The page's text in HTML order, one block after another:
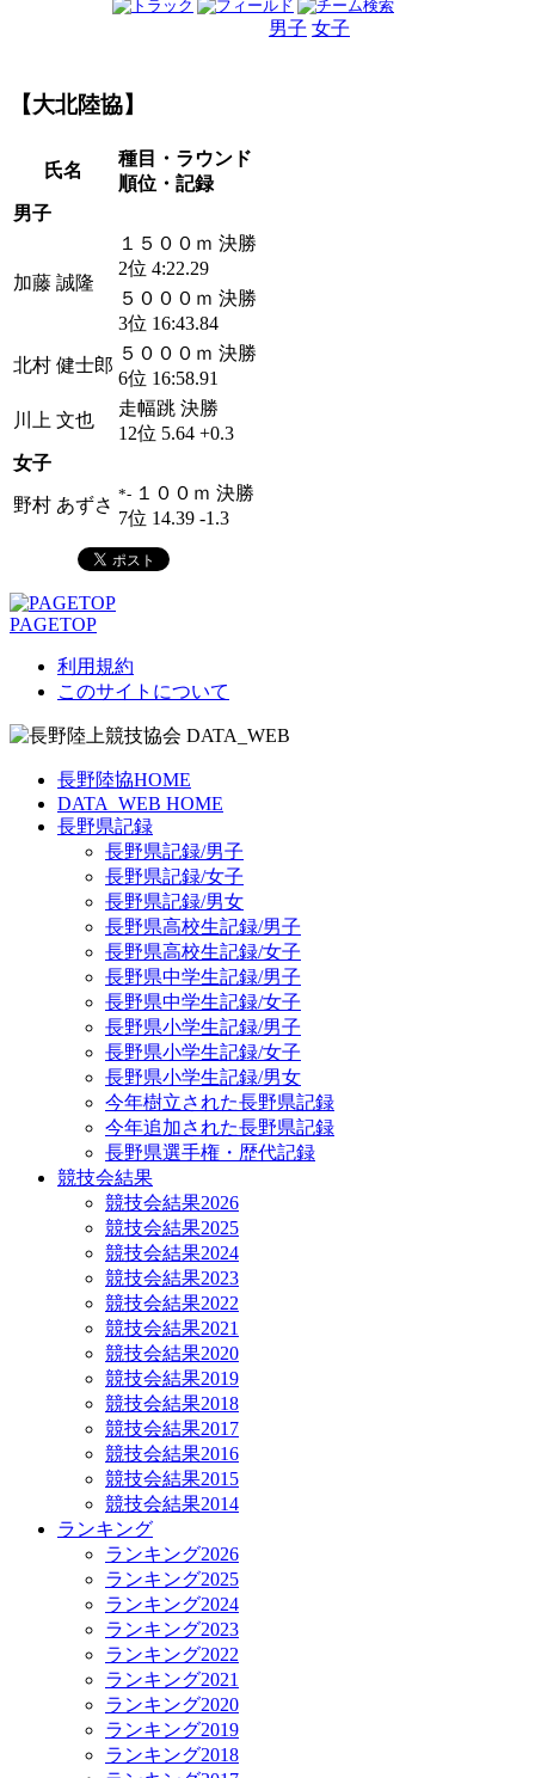
男子 女子
【大北陸協】
氏名
種目・ラウンド
順位・記録
男子
加藤 誠隆
１５００ｍ 決勝
2位 4:22.29
５０００ｍ 決勝
3位 16:43.84
北村 健士郎
５０００ｍ 決勝
6位 16:58.91
川上 文也
走幅跳 決勝
12位 5.64 +0.3
女子
野村 あずさ
*- １００ｍ 決勝
7位 14.39 -1.3
PAGETOP
利用規約
このサイトについて
長野陸協HOME
DATA_WEB HOME
長野県記録
長野県記録/男子
長野県記録/女子
長野県記録/男女
長野県高校生記録/男子
長野県高校生記録/女子
長野県中学生記録/男子
長野県中学生記録/女子
長野県小学生記録/男子
長野県小学生記録/女子
長野県小学生記録/男女
今年樹立された長野県記録
今年追加された長野県記録
長野県選手権・歴代記録
競技会結果
競技会結果2026
競技会結果2025
競技会結果2024
競技会結果2023
競技会結果2022
競技会結果2021
競技会結果2020
競技会結果2019
競技会結果2018
競技会結果2017
競技会結果2016
競技会結果2015
競技会結果2014
ランキング
ランキング2026
ランキング2025
ランキング2024
ランキング2023
ランキング2022
ランキング2021
ランキング2020
ランキング2019
ランキング2018